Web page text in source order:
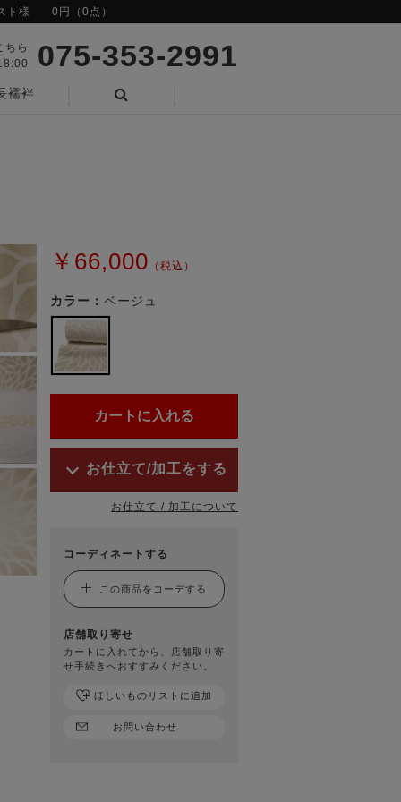
ト様 0円（0点）
ちら
075-353-2991
襦袢
￥66,000 （税込）
カラー： ベージュ
お仕立て/加工をする
お仕立て / 加工について
コーディネートする
この商品をコーデする
店舗取り寄せ
カートに入れてから、店舗取り寄
せ手続きへおすすみください。
お問い合わせ
ほしいものリストに追加